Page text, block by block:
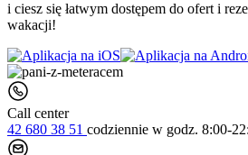
i ciesz się łatwym dostępem do ofert i
wakacji!
Call center
42 680 38 51 codziennie w godz. 8:00-